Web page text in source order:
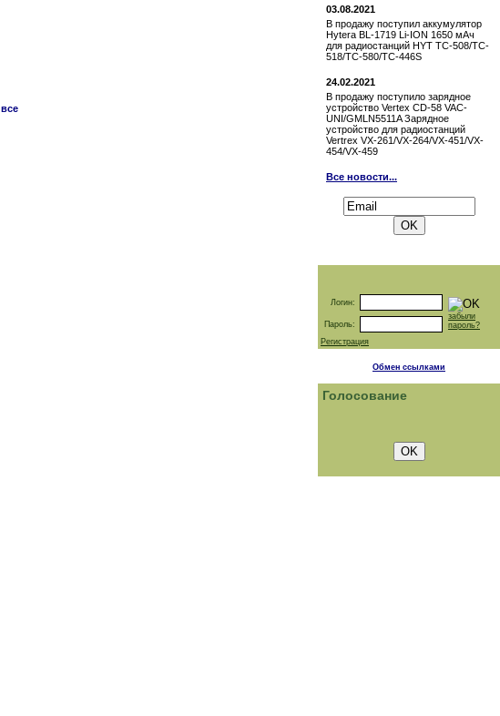
03.08.2021
В продажу поступил аккумулятор
Hytera BL-1719 Li-ION 1650 мАч
для радиостанций HYT TC-508/TC-
518/TC-580/TC-446S
24.02.2021
В продажу поступило зарядное
устройство Vertex СD-58 VAC-
UNI/GMLN5511A Зарядное
устройство для радиостанций
Vertrex VX-261/VX-264/VX-451/VX-
454/VX-459
Все новости...
Логин:
Пароль:
забыли
пароль?
Регистрация
Обмен ссылками
Голосование